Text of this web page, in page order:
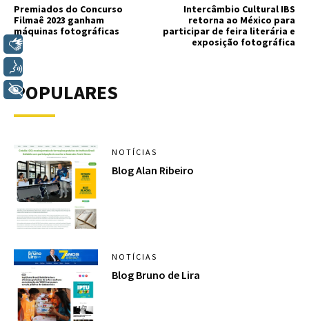
Premiados do Concurso
Filmaê 2023 ganham
máquinas fotográficas
Intercâmbio Cultural IBS
retorna ao México para
participar de feira literária e
exposição fotográfica
POPULARES
NOTÍCIAS
Blog Alan Ribeiro
NOTÍCIAS
Blog Bruno de Lira
+ Acessibilidade